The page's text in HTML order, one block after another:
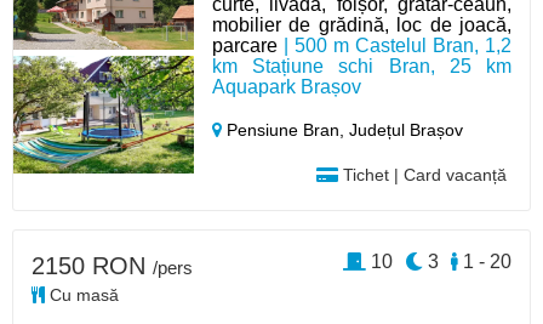
curte, livadă, foișor, grătar-ceaun,
mobilier de grădină, loc de joacă,
parcare | 500 m Castelul Bran, 1,2
km Stațiune schi Bran, 25 km
Aquapark Brașov
Pensiune Bran,Județul Brașov
Tichet | Card vacanță
2150 RON /pers
Cu masă
1 - 20
3
10